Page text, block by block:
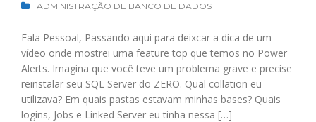
ADMINISTRAÇÃO DE BANCO DE DADOS
Fala Pessoal, Passando aqui para deixcar a dica de um
vídeo onde mostrei uma feature top que temos no Power
Alerts. Imagina que você teve um problema grave e precise
reinstalar seu SQL Server do ZERO. Qual collation eu
utilizava? Em quais pastas estavam minhas bases? Quais
logins, Jobs e Linked Server eu tinha nessa […]